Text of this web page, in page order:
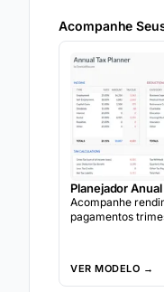
Acompanhe
Planejador
Acompanhe
pagamentos
VER MODELO →